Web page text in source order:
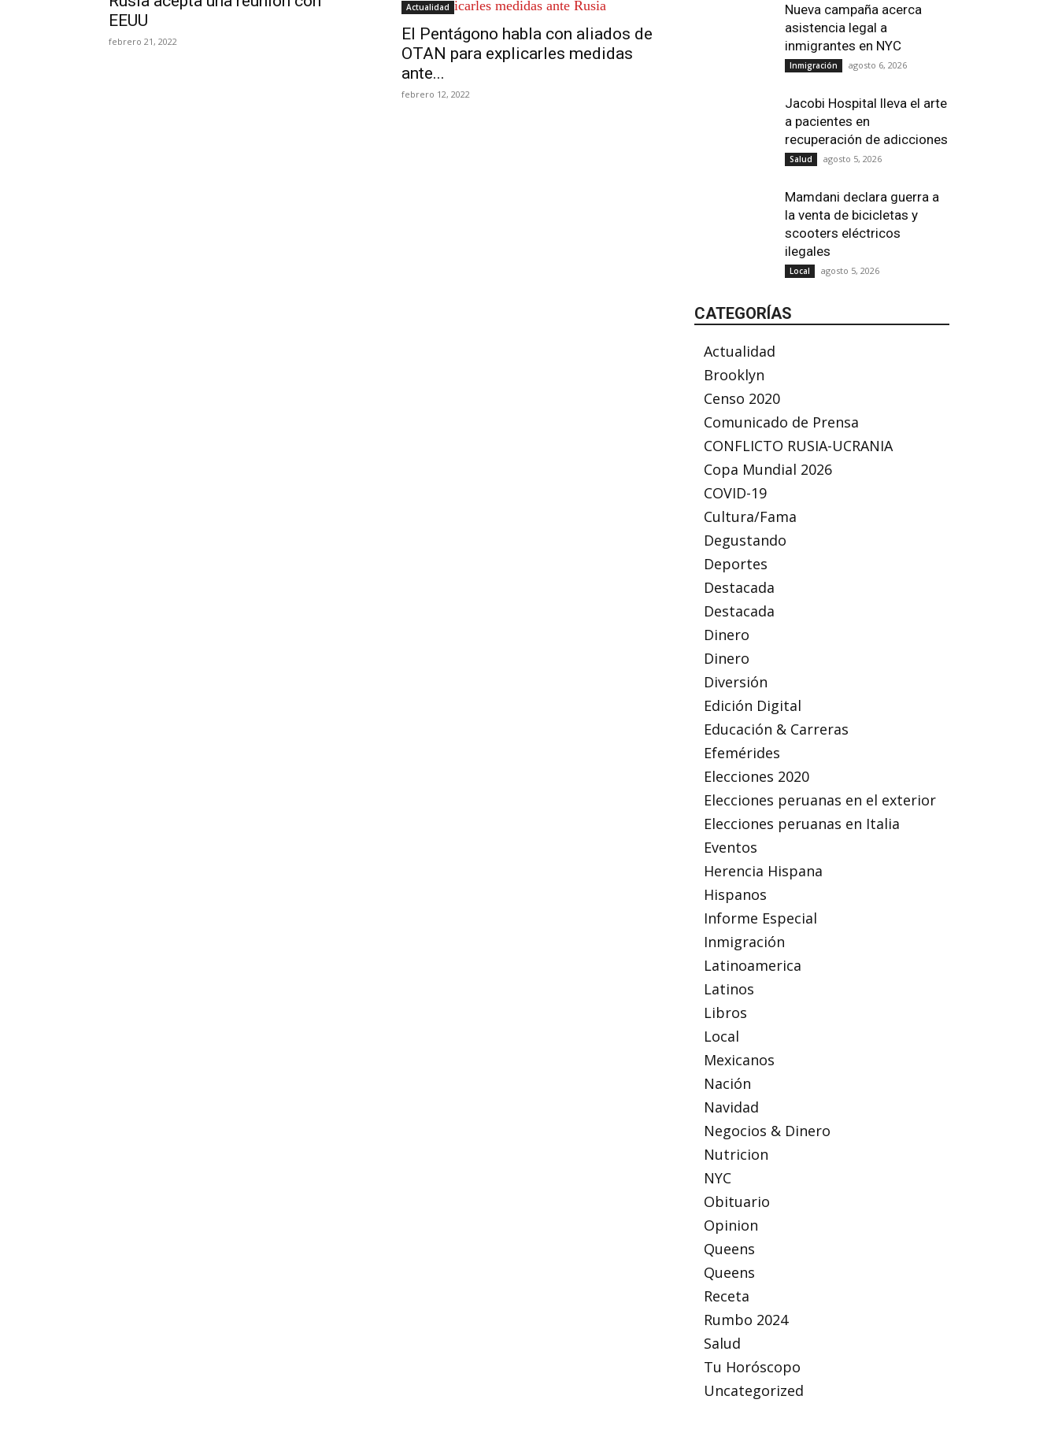
EEUU
febrero 21, 2022
Actualidad
El Pentágono habla con aliados de
OTAN para explicarles medidas
ante...
febrero 12, 2022
Nueva campaña acerca
asistencia legal a
inmigrantes en NYC
Inmigración agosto 6, 2026
Jacobi Hospital lleva el arte
a pacientes en
recuperación de adicciones
Salud agosto 5, 2026
Mamdani declara guerra a
la venta de bicicletas y
scooters eléctricos
ilegales
Local agosto 5, 2026
CATEGORÍAS
Actualidad
Brooklyn
Censo 2020
Comunicado de Prensa
CONFLICTO RUSIA-UCRANIA
Copa Mundial 2026
COVID-19
Cultura/Fama
Degustando
Deportes
Destacada
Destacada
Dinero
Dinero
Diversión
Edición Digital
Educación & Carreras
Efemérides
Elecciones 2020
Elecciones peruanas en el exterior
Elecciones peruanas en Italia
Eventos
Herencia Hispana
Hispanos
Informe Especial
Inmigración
Latinoamerica
Latinos
Libros
Local
Mexicanos
Nación
Navidad
Negocios & Dinero
Nutricion
NYC
Obituario
Opinion
Queens
Queens
Receta
Rumbo 2024
Salud
Tu Horóscopo
Uncategorized